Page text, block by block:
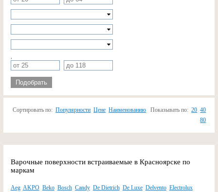
Подобрать
Сортировать по: Популярности Цене Наименованию Показывать по: 20 40
80
Варочные поверхности встраиваемые в Красноярске по
маркам
Aeg AKPO Beko Bosch Candy De Dietrich De Luxe Delvento Electrolux